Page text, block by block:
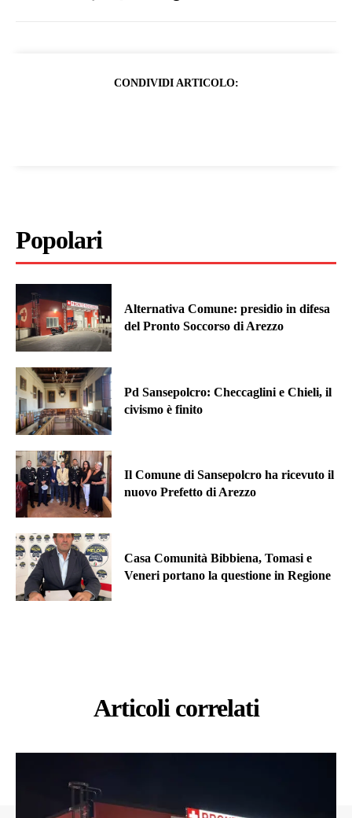
CONDIVIDI ARTICOLO:
Popolari
Alternativa Comune: presidio in difesa
del Pronto Soccorso di Arezzo
Pd Sansepolcro: Checcaglini e Chieli, il
civismo è finito
Il Comune di Sansepolcro ha ricevuto il
nuovo Prefetto di Arezzo
Casa Comunità Bibbiena, Tomasi e
Veneri portano la questione in Regione
Articoli correlati